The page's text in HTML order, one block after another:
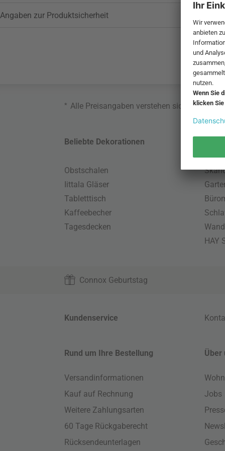
Angaben zur Produktsicherheit
* Alle Preisangaben verstehen sich inklusive
Beliebte Dekorationen
Obstschalen
Iittala Gläser
Tabletttisch
Kaffeebecher
Tagesdecken
HAY
Connox Geburtstag
Kundenservice
Rund um Ihre Bestellung
Versandinformationen
Kauf auf Rechnung
Weitere Zahlungsarten
60 Tage Rückgaberecht
Rücksendeunterlagen
Über
Jobs